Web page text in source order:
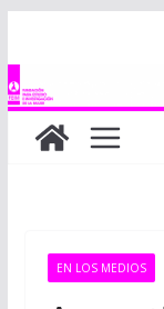
contenido
EN LOS MEDIOS